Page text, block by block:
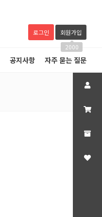
로그인
회원가입
2000
공지사항 자주 묻는 질문